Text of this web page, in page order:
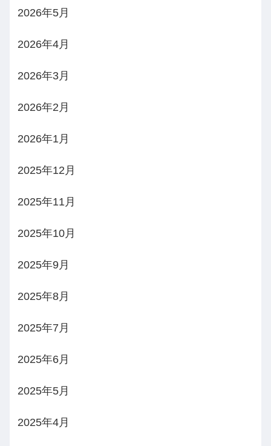
2026年5月
2026年4月
2026年3月
2026年2月
2026年1月
2025年12月
2025年11月
2025年10月
2025年9月
2025年8月
2025年7月
2025年6月
2025年5月
2025年4月